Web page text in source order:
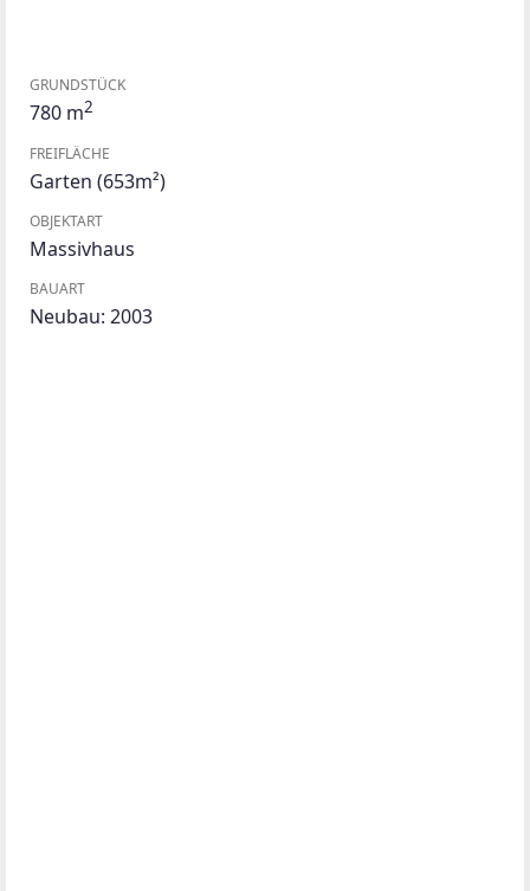
GRUNDSTÜCK
780 m2
FREIFLÄCHE
Garten (653m²)
OBJEKTART
Massivhaus
BAUART
Neubau: 2003